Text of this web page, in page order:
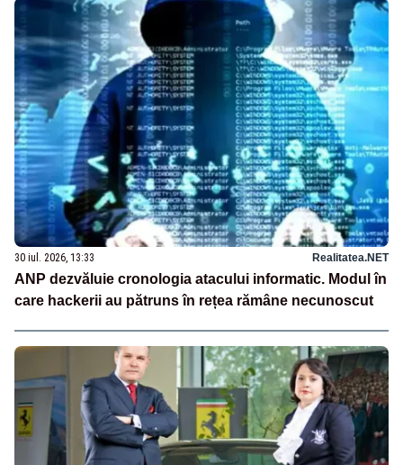
30 iul. 2026, 13:33 Realitatea.NET
ANP dezvăluie cronologia atacului informatic. Modul în
care hackerii au pătruns în rețea rămâne necunoscut